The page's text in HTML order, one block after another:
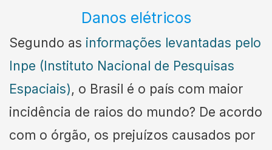
Danos elétricos
Segundo as informações levantadas pelo
Inpe (Instituto Nacional de Pesquisas
Espaciais), o Brasil é o país com maior
incidência de raios do mundo? De acordo
com o órgão, os prejuízos causados por